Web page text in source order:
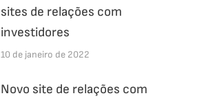
sites de relações com
investidores
10 de janeiro de 2022
Novo site de relações com